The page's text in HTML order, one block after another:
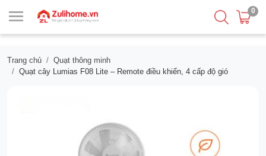
0
Trang chủ
Quạt thông minh
Quạt cây Lumias F08 Lite – Remote điều khiển, 4 cấp độ gió